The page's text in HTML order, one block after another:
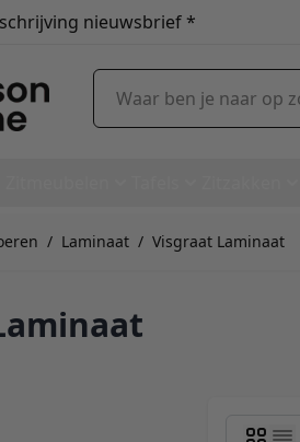
nieuwsbrief *
Waar ben je naar op zoek?
/ Laminaat / Visgraat Laminaat